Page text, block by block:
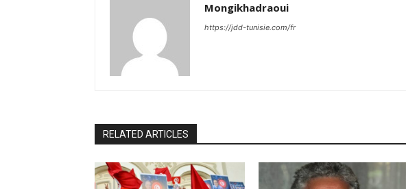
Mongikhadraoui
https://jdd-tunisie.com/fr
RELATED ARTICLES